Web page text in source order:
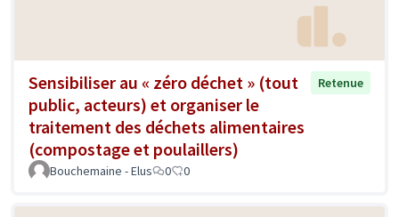
Sensibiliser au « zéro déchet » (tout
public, acteurs) et organiser le
traitement des déchets alimentaires
(compostage et poulaillers)
Retenue
Bouchemaine - Elus 0 0